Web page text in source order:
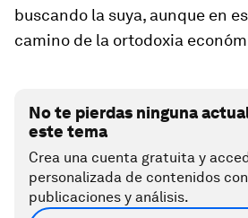
buscando la suya, aunque en
camino de la ortodoxia
No te pierdas ninguna
este tema
Crea una cuenta gratuita y
personalizada de contenidos
publicaciones y análisis.